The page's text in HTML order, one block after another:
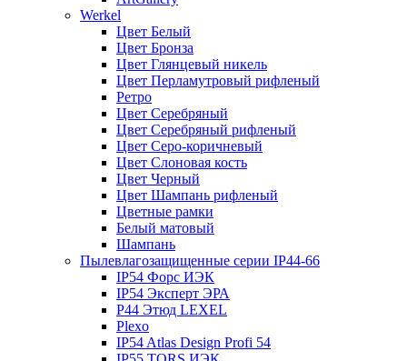
Werkel
Цвет Белый
Цвет Бронза
Цвет Глянцевый никель
Цвет Перламутровый рифленый
Ретро
Цвет Серебряный
Цвет Серебряный рифленый
Цвет Серо-коричневый
Цвет Слоновая кость
Цвет Черный
Цвет Шампань рифленый
Цветные рамки
Белый матовый
Шампань
Пылевлагозащищенные серии IP44-66
IP54 Форс ИЭК
IP54 Эксперт ЭРА
P44 Этюд LEXEL
Plexo
IP54 Atlas Design Profi 54